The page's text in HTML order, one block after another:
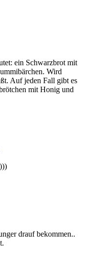
ein Schwarzbrot mit
Wird
Auf jeden Fall gibt es
mit Honig und
drauf bekommen..